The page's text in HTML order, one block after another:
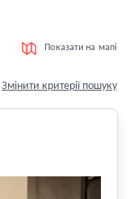
Показати на мапі
Змінити критерії пошуку